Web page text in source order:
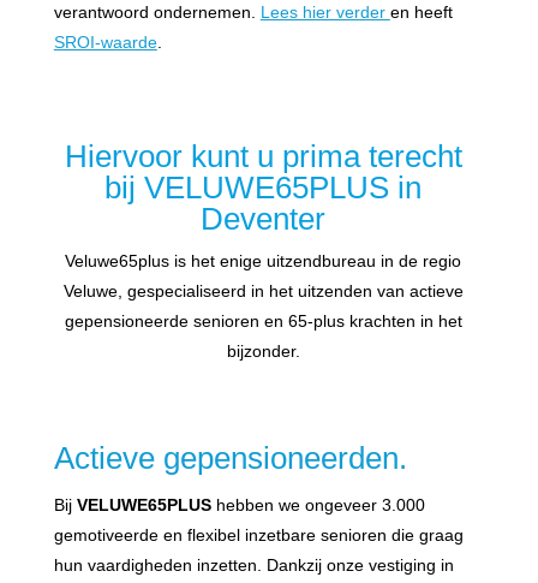
verantwoord ondernemen.
Lees hier verder en heeft
SROI-waarde.
Hiervoor kunt u prima terecht
bij VELUWE65PLUS in
Deventer
Veluwe65plus is het enige uitzendbureau in de regio
Veluwe, gespecialiseerd in het uitzenden van actieve
gepensioneerde senioren en 65-plus krachten in het
bijzonder.
Actieve gepensioneerden.
Bij VELUWE65PLUShebben we ongeveer 3.000
gemotiveerde en flexibel inzetbare senioren die graag
hun vaardigheden inzetten. Dankzij onze vestiging in